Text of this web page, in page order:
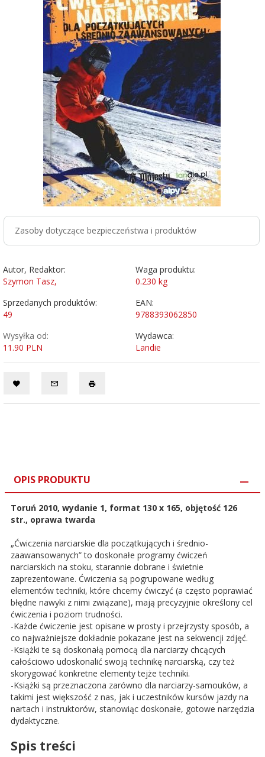
Zasoby dotyczące bezpieczeństwa i produktów
Autor, Redaktor:
Szymon Tasz,
Waga produktu:
0.230 kg
Sprzedanych produktów:
49
EAN:
9788393062850
Wysyłka od:
11.90 PLN
Wydawca:
Landie
OPIS PRODUKTU
Toruń 2010, wydanie 1, format 130 x 165, objętość 126
str., oprawa twarda
„Ćwiczenia narciarskie dla początkujących i średnio-
zaawansowanych” to doskonałe programy ćwiczeń
narciarskich na stoku, starannie dobrane i świetnie
zaprezentowane. Ćwiczenia są pogrupowane według
elementów techniki, które chcemy ćwiczyć (a często poprawiać
błędne nawyki z nimi związane), mają precyzyjnie określony cel
ćwiczenia i poziom trudności.
-Każde ćwiczenie jest opisane w prosty i przejrzysty sposób, a
co najważniejsze dokładnie pokazane jest na sekwencji zdjęć.
-Książki te są doskonałą pomocą dla narciarzy chcących
całościowo udoskonalić swoją technikę narciarską, czy też
skorygować konkretne elementy tejże techniki.
-Książki są przeznaczona zarówno dla narciarzy-samouków, a
takimi jest większość z nas, jak i uczestników kursów jazdy na
nartach i instruktorów, stanowiąc doskonałe, gotowe narzędzia
dydaktyczne.
Spis treści